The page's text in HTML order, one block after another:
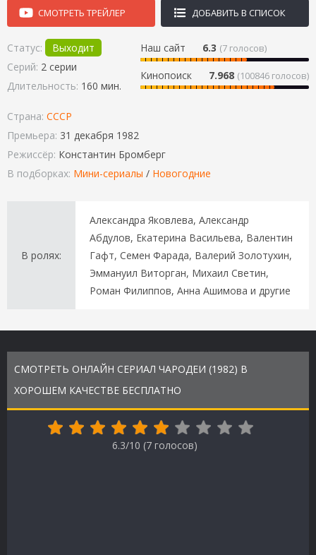
СМОТРЕТЬ ТРЕЙЛЕР ДОБАВИТЬ В СПИСОК
Наш сайт 6.3 (7 голосов)
Кинопоиск 7.968 (100846 голосов)
Статус:
Выходит
Серий: 2 серии
Длительность: 160 мин.
Страна: СССР
Премьера: 31 декабря 1982
Режиссёр: Константин Бромберг
В подборках: Мини-сериалы / Новогодние
В ролях:
Александра Яковлева, Александр
Абдулов, Екатерина Васильева, Валентин
Гафт, Семен Фарада, Валерий Золотухин,
Эммануил Виторган, Михаил Светин,
Роман Филиппов, Анна Ашимова и другие
СМОТРЕТЬ ОНЛАЙН СЕРИАЛ ЧАРОДЕИ (1982) В
ХОРОШЕМ КАЧЕСТВЕ БЕСПЛАТНО
6.3/10 (7голосов)